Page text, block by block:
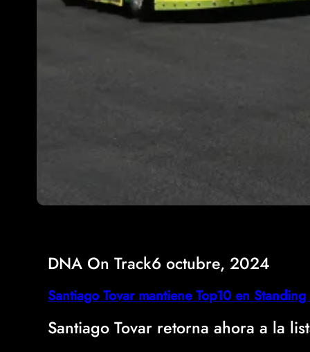
DNA On Track6 octubre, 2024
Santiago Tovar mantiene Top10 en
Santiago Tovar retorna ahora a la